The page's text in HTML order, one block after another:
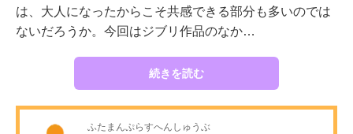
は、大人になったからこそ共感できる部分も多いのでは
ないだろうか。今回はジブリ作品のなか…
続きを読む
ふたまんぷらすへんしゅうぶ